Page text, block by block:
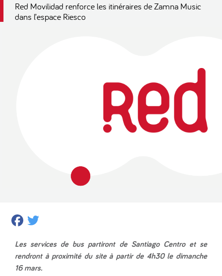
Red Movilidad renforce les itinéraires de Zamna Music
dans l’espace Riesco
Facebook
Les services de bus partiront de Santiago Centro et se
rendront à proximité du site à partir de 4h30 le dimanche
16 mars.